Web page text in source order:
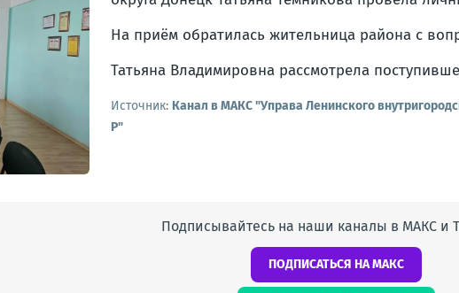
На приём обратилась жительница района с
Татьяна Владимировна рассмотрела
Источник: Канал в МАКС "Управа Ленинского
Р"
Подписывайтесь на наши каналы в МАКС и
ПОДПИСАТЬСЯ НА МАКС